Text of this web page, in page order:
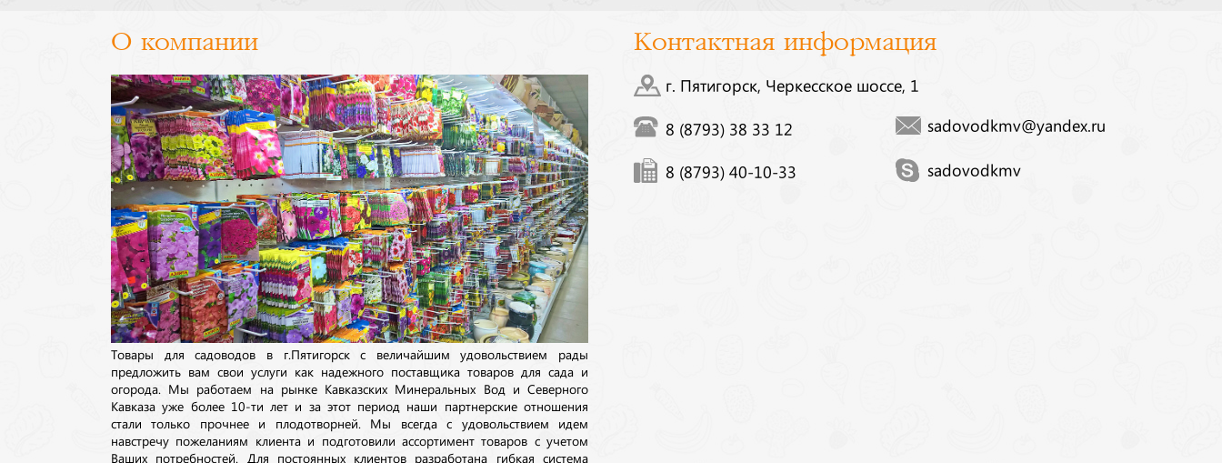
О компании
Товары для садоводов в г.Пятигорск с величайшим удовольствием рады
предложить вам свои услуги как надежного поставщика товаров для сада и
огорода. Мы работаем на рынке Кавказских Минеральных Вод и Северного
Кавказа уже более 10-ти лет и за этот период наши партнерские отношения
стали только прочнее и плодотворней. Мы всегда с удовольствием идем
навстречу пожеланиям клиента и подготовили ассортимент товаров с учетом
Ваших потребностей. Для постоянных клиентов разработана гибкая система
Контактная информация
г. Пятигорск, Черкесское шоссе, 1
8 (8793) 38 33 12
8 (8793) 40-10-33
sadovodkmv@yandex.ru
sadovodkmv